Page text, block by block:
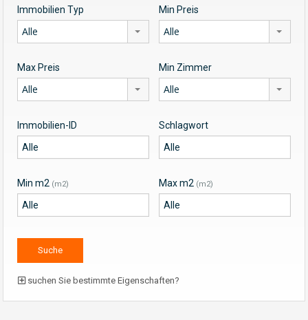
Immobilien Typ
Alle
Min Preis
Alle
Max Preis
Alle
Min Zimmer
Alle
Immobilien-ID Schlagwort
Min m2 (m2) Max m2 (m2)
suchen Sie bestimmte Eigenschaften?